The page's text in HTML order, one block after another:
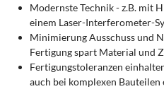
Modernste Technik - z.B. mit
einem Laser-Interferometer-
Minimierung Ausschuss und
Fertigung spart Material und
Fertigungstoleranzen
auch bei komplexen